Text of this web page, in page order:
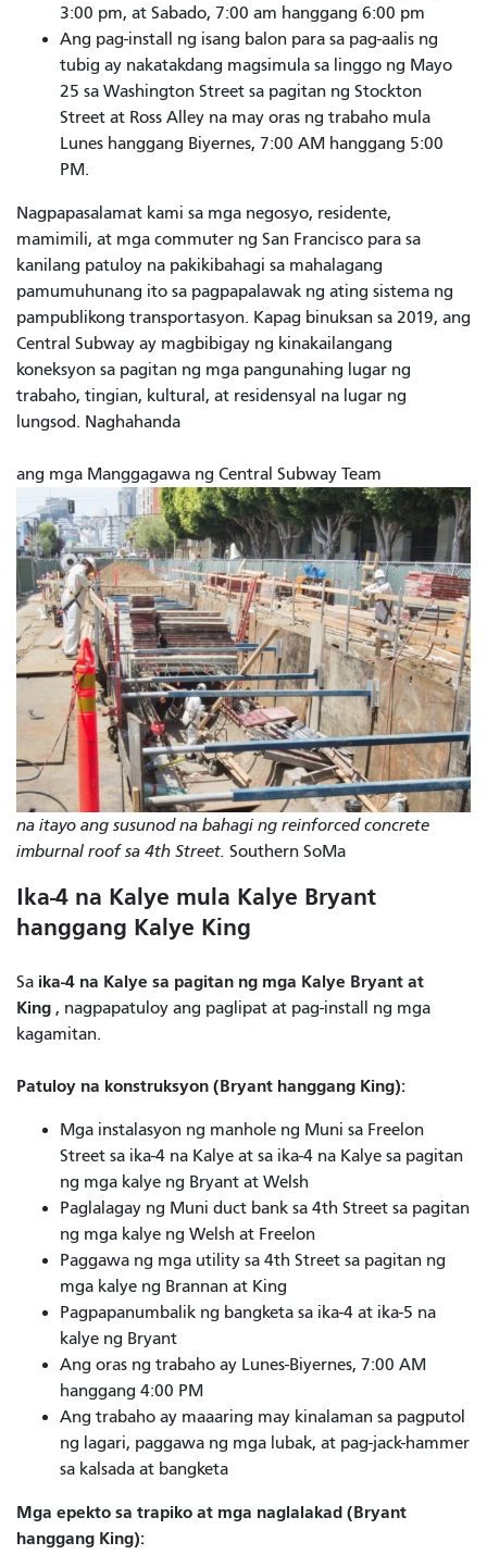
3:00 pm, at Sabado, 7:00 am hanggang 6:00 pm
Ang pag-install ng isang balon para sa pag-aalis ng
tubig ay nakatakdang magsimula sa linggo ng Mayo
25 sa Washington Street sa pagitan ng Stockton
Street at Ross Alley na may oras ng trabaho mula
Lunes hanggang Biyernes, 7:00 AM hanggang 5:00
PM.
Nagpapasalamat kami sa mga negosyo, residente,
mamimili, at mga commuter ng San Francisco para sa
kanilang patuloy na pakikibahagi sa mahalagang
pamumuhunang ito sa pagpapalawak ng ating sistema ng
pampublikong transportasyon. Kapag binuksan sa 2019, ang
Central Subway ay magbibigay ng kinakailangang
koneksyon sa pagitan ng mga pangunahing lugar ng
trabaho, tingian, kultural, at residensyal na lugar ng
lungsod. Naghahanda
ang mga Manggagawa ng Central Subway Team
na itayo ang susunod na bahagi ng reinforced concrete
imburnal roof sa 4th Street. Southern SoMa
Ika-4 na Kalye mula Kalye Bryant
hanggang Kalye King
Sa ika-4 na Kalye sa pagitan ng mga Kalye Bryant at
King , nagpapatuloy ang paglipat at pag-install ng mga
kagamitan.
Patuloy na konstruksyon (Bryant hanggang King):
Mga instalasyon ng manhole ng Muni sa Freelon
Street sa ika-4 na Kalye at sa ika-4 na Kalye sa pagitan
ng mga kalye ng Bryant at Welsh
Paglalagay ng Muni duct bank sa 4th Street sa pagitan
ng mga kalye ng Welsh at Freelon
Paggawa ng mga utility sa 4th Street sa pagitan ng
mga kalye ng Brannan at King
Pagpapanumbalik ng bangketa sa ika-4 at ika-5 na
kalye ng Bryant
Ang oras ng trabaho ay Lunes-Biyernes, 7:00 AM
hanggang 4:00 PM
Ang trabaho ay maaaring may kinalaman sa pagputol
ng lagari, paggawa ng mga lubak, at pag-jack-hammer
sa kalsada at bangketa
Mga epekto sa trapiko at mga naglalakad (Bryant
hanggang King):